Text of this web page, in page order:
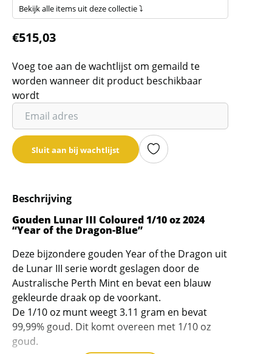
Bekijk alle items uit deze collectie ⤵
€515,03
Voeg toe aan de wachtlijst om gemaild te
worden wanneer dit product beschikbaar
wordt
Vul
je
email
adres
de
wachtlijst
voor
product
toe
te
voegen
Sluit aan bij wachtlijst
Beschrijving
Gouden Lunar III Coloured 1/10 oz 2024
“Year of the Dragon-Blue”
Deze bijzondere gouden Year of the Dragon uit
de Lunar III serie wordt geslagen door de
Australische Perth Mint en bevat een blauw
gekleurde draak op de voorkant.
De 1/10 oz munt weegt 3.11 gram en bevat
99,99% goud. Dit komt overeen met 1/10 oz
goud.